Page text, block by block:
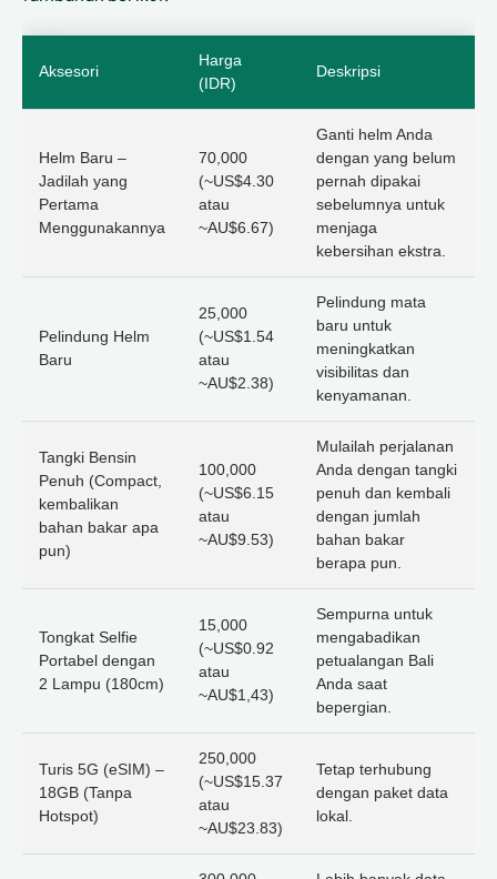
Aksesori
Harga
(IDR)
Deskripsi
Helm Baru –
Jadilah yang
Pertama
Menggunakannya
70,000
(~US$4.30
atau
~AU$6.67)
Ganti helm Anda
dengan yang belum
pernah dipakai
sebelumnya untuk
menjaga
kebersihan ekstra.
Pelindung Helm
Baru
25,000
(~US$1.54
atau
~AU$2.38)
Pelindung mata
baru untuk
meningkatkan
visibilitas dan
kenyamanan.
Tangki Bensin
Penuh (Compact,
kembalikan
bahan bakar apa
pun)
100,000
(~US$6.15
atau
~AU$9.53)
Mulailah perjalanan
Anda dengan tangki
penuh dan kembali
dengan jumlah
bahan bakar
berapa pun.
Tongkat Selfie
Portabel dengan
2 Lampu (180cm)
15,000
(~US$0.92
atau
~AU$1,43)
Sempurna untuk
mengabadikan
petualangan Bali
Anda saat
bepergian.
Turis 5G (eSIM) –
18GB (Tanpa
Hotspot)
250,000
(~US$15.37
atau
~AU$23.83)
Tetap terhubung
dengan paket data
lokal.